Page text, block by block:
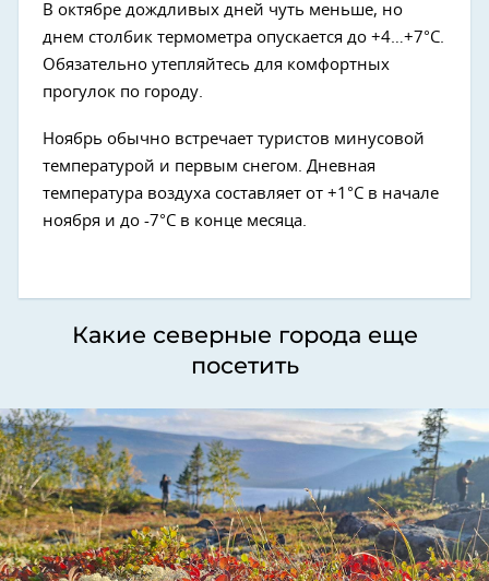
В октябре дождливых дней чуть меньше, но
днем столбик термометра опускается до +4…+7°C.
Обязательно утепляйтесь для комфортных
прогулок по городу.
Ноябрь обычно встречает туристов минусовой
температурой и первым снегом. Дневная
температура воздуха составляет от +1°C в начале
ноября и до -7°C в конце месяца.
Какие северные города еще
посетить